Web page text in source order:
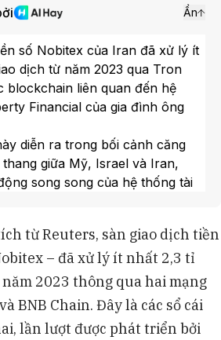
Ẩn
số Nobitex của Iran đã xử lý ít
dịch từ năm 2023 qua Tron
blockchain liên quan đến hệ
Financial của gia đình ông
diễn ra trong bối cảnh căng
giữa Mỹ, Israel và Iran,
song song của hệ thống tài
sáng lập và BNB Chain xuất
Changpeng Zhao, cả hai đều
Liberty Financial, dự án tiền số
Trump đồng sáng lập.
gồm cả hoạt động của các tổ
như Ngân hàng Trung ương
từ Reuters, sàn giao dịch tiền
– đã xử lý ít nhất 2,3 tỉ
2023 thông qua hai mạng
BNB Chain. Đây là các sổ cái
lần lượt được phát triển bởi